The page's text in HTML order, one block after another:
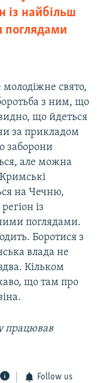
із найбільш
поглядами
свято,
з ним, що
що йдеться
за прикладом
заборони
але можна
на Чечню,
із
поглядами.
Боротися з
влада не
Кільком
що там про
працював
Follow us